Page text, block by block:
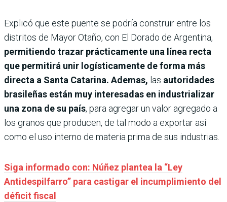
Explicó que este puente se podría construir entre los
distritos de Mayor Otaño, con El Dorado de Argentina,
permitiendo trazar prácticamente una línea recta
que permitirá unir logísticamente de forma más
directa a Santa Catarina. Ademas, las autoridades
brasileñas están muy interesadas en industrializar
una zona de su país, para agregar un valor agregado a
los granos que producen, de tal modo a exportar así
como el uso interno de materia prima de sus industrias.
Siga informado con: Núñez plantea la “Ley
Antidespilfarro” para castigar el incumplimiento del
déficit fiscal